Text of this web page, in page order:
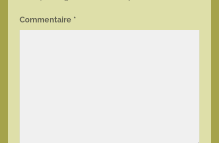
Commentaire *